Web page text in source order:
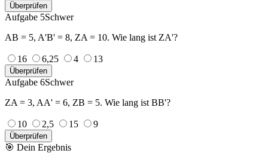
Überprüfen
Aufgabe 5Schwer
AB = 5, A'B' = 8, ZA = 10. Wie lang ist ZA'?
16 6,25 4 13
Überprüfen
Aufgabe 6Schwer
ZA = 3, AA' = 6, ZB = 5. Wie lang ist BB'?
10 2,5 15 9
Überprüfen
🎯 Dein Ergebnis